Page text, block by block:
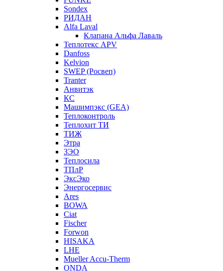
Sondex
РИДАН
Alfa Laval
Клапана Альфа Лаваль
Теплотекс APV
Danfoss
Kelvion
SWEP (Росвеп)
Tranter
Анвитэк
КС
Машимпэкс (GEA)
Теплоконтроль
Теплохит ТИ
ТИЖ
Этра
ЗЭО
Теплосила
ТПлР
ЭксЭко
Энергосервис
Ares
BOWA
Ciat
Fischer
Forwon
HISAKA
LHE
Mueller Accu-Therm
ONDA